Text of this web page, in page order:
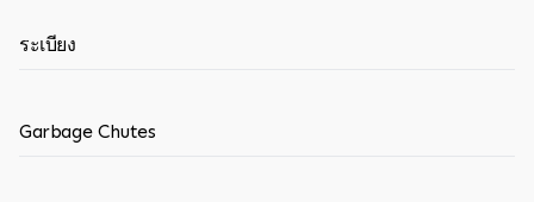
ระเบียง
Garbage Chutes